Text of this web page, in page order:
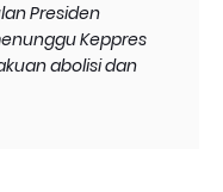
Presiden
Keppres
abolisi dan